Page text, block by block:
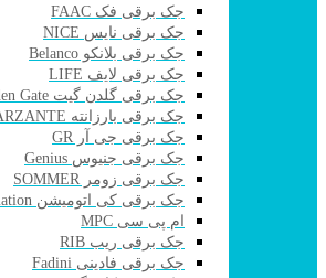
جک برقی فک FAAC
جک برقی نایس NICE
جک برقی بلانکو Belanco
جک برقی لایف LIFE
جک برقی گلدن گیت Golden Gate
جک برقی بارزانته BARZANTE
جک برقی جی آر GR
جک برقی جنیوس Genius
جک برقی زومر SOMMER
جک برقی کی اتومیشن Key Automation
ام پی سی MPC
جک برقی ریب RIB
جک برقی فادینی Fadini